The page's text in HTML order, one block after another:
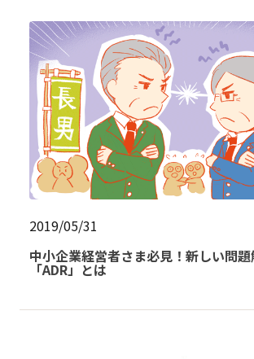
2019/05/31
中小企業経営者さま必見！新しい問
「ADR」とは